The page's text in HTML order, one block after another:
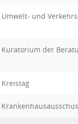
Umwelt- und
Kuratorium der
Kreistag